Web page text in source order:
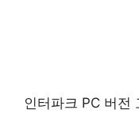
인터파크 PC 버전